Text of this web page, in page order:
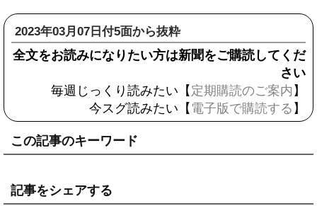
2023年03月07日付5面から抜粋
全文をお読みになりたい方は新聞をご購読してくだ
さい
毎週じっくり読みたい【 定期購読のご案内 】
今スグ読みたい【 電子版で購読する 】
この記事のキーワード
記事をシェアする